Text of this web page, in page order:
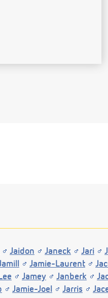
Jaidon Janeck Jari
Jamie-Laurent
Jamey Janberk
Jamie-Joel Jarris